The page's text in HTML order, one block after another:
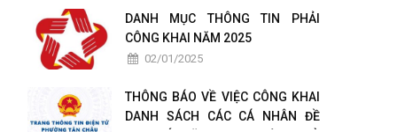
DANH MỤC THÔNG TIN PHẢI
CÔNG KHAI NĂM 2025
02/01/2025
THÔNG BÁO VỀ VIỆC CÔNG KHAI
DANH SÁCH CÁC CÁ NHÂN ĐỀ